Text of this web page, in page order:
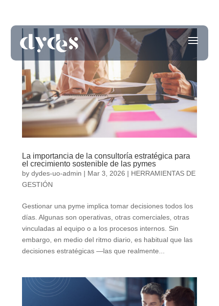
La importancia de la consultoría estratégica para
el crecimiento sostenible de las pymes
by dydes-uo-admin | Mar 3, 2026 | HERRAMIENTAS DE
GESTIÓN
Gestionar una pyme implica tomar decisiones todos los
días. Algunas son operativas, otras comerciales, otras
vinculadas al equipo o a los procesos internos. Sin
embargo, en medio del ritmo diario, es habitual que las
decisiones estratégicas —las que realmente...